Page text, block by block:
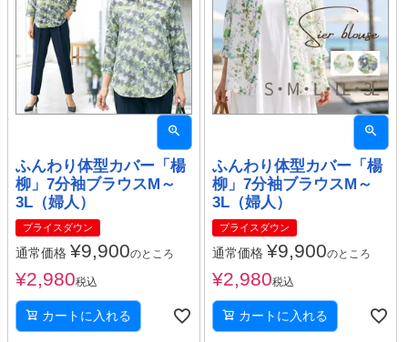
ふんわり体型カバー「楊
柳」7分袖ブラウスM～
3L（婦人）
プライスダウン
通常価格 ¥9,900のところ
¥2,980税込
カートに入れる
ふんわり体型カバー「楊
柳」7分袖ブラウスM～
3L（婦人）
プライスダウン
通常価格 ¥9,900のところ
¥2,980税込
カートに入れる